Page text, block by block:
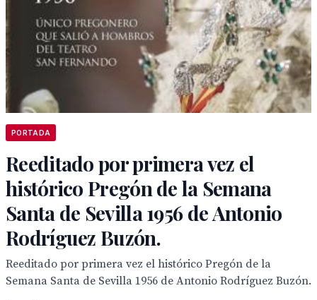
PORTADA
Reeditado por primera vez el
histórico Pregón de la Semana
Santa de Sevilla 1956 de Antonio
Rodríguez Buzón.
Reeditado por primera vez el histórico Pregón de la
Semana Santa de Sevilla 1956 de Antonio Rodríguez Buzón.